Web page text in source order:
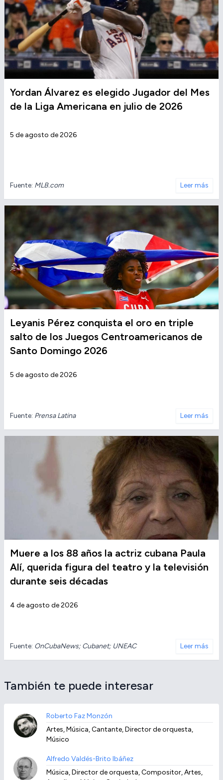
Yordan Álvarez es elegido Jugador del Mes
de la Liga Americana en julio de 2026
5 de agosto de 2026
Fuente: MLB.com Leer más
Leyanis Pérez conquista el oro en triple
salto de los Juegos Centroamericanos de
Santo Domingo 2026
5 de agosto de 2026
Fuente: Prensa Latina Leer más
Muere a los 88 años la actriz cubana Paula
Alí, querida figura del teatro y la televisión
durante seis décadas
4 de agosto de 2026
Fuente: OnCubaNews; Cubanet; UNEAC Leer más
También te puede interesar
Roberto Faz Monzón
Artes, Música, Cantante, Director de orquesta,
Músico
Alfredo Valdés-Brito Ibáñez
Música, Director de orquesta, Compositor, Artes,